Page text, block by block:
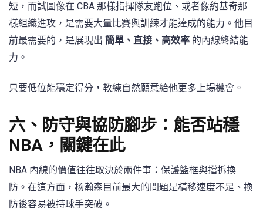
短，而試圖像在 CBA 那樣指揮隊友跑位、或者像約基奇那
樣組織進攻，是需要大量比賽與訓練才能達成的能力。他目
前最需要的，是展現出 簡單、直接、高效率 的內線終結能
力。
只要低位能穩定得分，教練自然願意給他更多上場機會。
六、防守與協防腳步：能否站穩
NBA，關鍵在此
NBA 內線的價值往往取決於兩件事：保護籃框與擋拆換
防。在這方面，杨瀚森目前最大的問題是橫移速度不足、換
防後容易被持球手突破。